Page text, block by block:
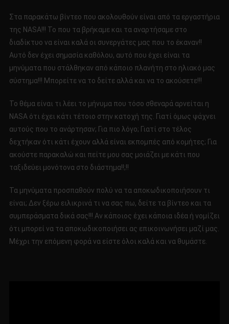
Στα παρακάτω βίντεο που ακολουθούν είναι από τα εργαστήρια
της NASΑ!!! Το που τα βρήκαμε και τα αναρτήσαμε στο
διαδίκτυο να είναι καλά οι συνεργάτες μας που το έκαναν!!
Αυτό δεν έχει σημασία καθόλου, αυτό που έχει είναι τα
μηνύματα που στάλθηκαν από κάποιο πλανήτη στο ηλιακό μας
σύστημα!!! Μπορείτε να το δείτε αλλά και να το ακούσετε!!!
Το θέμα είναι τι λέει το μήνυμα που τόσο σθεναρά αρνείται η
NASA ότι έχει κάτι τέτοιο στην κατοχή της. Γιατί όμως ψάχνει
αυτούς που το ανάρτησαν; Για πιο λόγο; Γιατί στο τέλος
δεχτήκαν ότι κάτι έχουν αλλά είναι εκπομπές από κομήτες; Για
ακούστε παρακαλώ και πείτε μου σας μοιάζει με κάτι που
ταξιδεύει μονότονα στο διάστημα!!;!!
Τα μηνύματα προσπαθούν πολύ να τα αποκωδικοποιήσουν τι
είναι; Δεν ξέρω ειλικρινά τι να σας πω, δείτε τα βίντεο και τα
συμπεράσματα δικά σας!!! Αν κάποιος έχει κάποια ιδέα ή νομίζει
ότι μπορεί να τα αποκωδικοποιήσει ας επικοινωνήσει μαζί μας.
Μέχρι την επόμενη φορά να είστε όλοι καλά και να θυμάστε.